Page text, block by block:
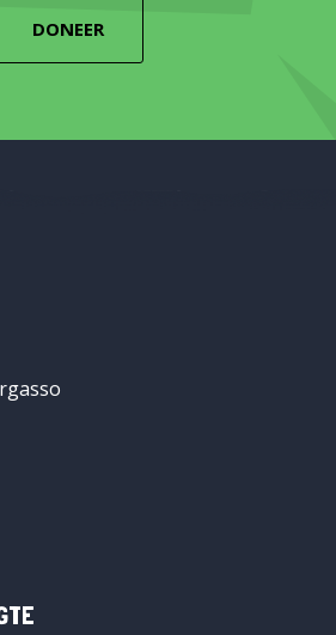
DONEER